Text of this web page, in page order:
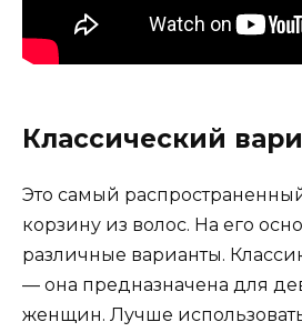
Классический
Это самый
корзину из волос. На его
различные варианты.
— она ​​предназначена для
женщин. Лучше